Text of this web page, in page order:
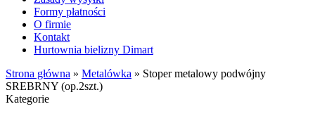
Formy płatności
O firmie
Kontakt
Hurtownia bielizny Dimart
Strona główna » Metalówka » Stoper metalowy podwójny
SREBRNY (op.2szt.)
Kategorie